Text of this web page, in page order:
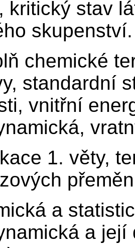
kritický stav
skupenství.
chemické
standardní
vnitřní
1. věty,
a
a její